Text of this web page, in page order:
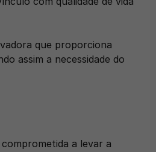
que proporciona
assim a necessidade do
a levar a